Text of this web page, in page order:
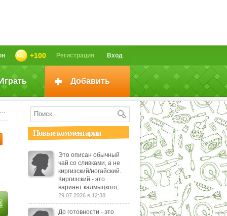
Вход
Регистрация
+100
Добавить
Новые комментарии
Это описан обычный
чай со сливками, а не
киргизский/ногайский.
Киргизский - это
вариант калмыцкого,...
29.07.2026 в 12:38
До готовности - это